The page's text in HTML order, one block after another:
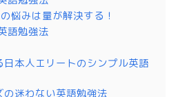
悩みは量が解決する！
語勉強法
日本人エリートのシンプル英語
迷わない英語勉強法